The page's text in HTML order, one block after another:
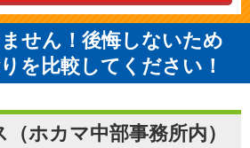
せん！後悔しないため
を比較してください！
ホカマ中部事務所内）